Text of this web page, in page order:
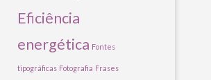
Eficiência
energética Fontes
tipográficas Fotografia Frases